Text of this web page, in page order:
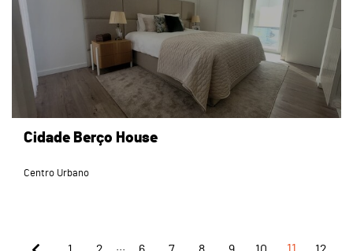
Cidade Berço House
Centro Urbano